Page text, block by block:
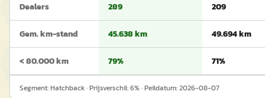
Dealers 289 209
Gem. km-stand 45.638 km 49.694 km
< 80.000 km 79% 71%
Segment:Hatchback· Prijsverschil:6% · Peildatum:2026-08-07